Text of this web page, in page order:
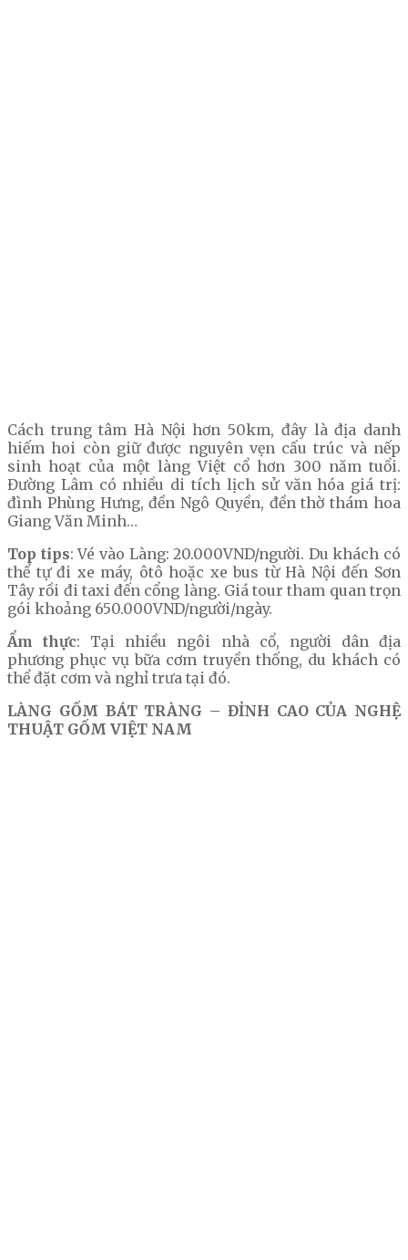
Cách trung tâm Hà Nội hơn 50km, đây là địa danh
hiếm hoi còn giữ được nguyên vẹn cấu trúc và nếp
sinh hoạt của một làng Việt cổ hơn 300 năm tuổi.
Đường Lâm có nhiều di tích lịch sử văn hóa giá trị:
đình Phùng Hưng, đền Ngô Quyền, đền thờ thám hoa
Giang Văn Minh…
Top tips: Vé vào Làng: 20.000VND/người. Du khách có
thể tự đi xe máy, ôtô hoặc xe bus từ Hà Nội đến Sơn
Tây rồi đi taxi đến cổng làng. Giá tour tham quan trọn
gói khoảng 650.000VND/người/ngày.
Ẩm thực: Tại nhiều ngôi nhà cổ, người dân địa
phương phục vụ bữa cơm truyền thống, du khách có
thể đặt cơm và nghỉ trưa tại đó.
LÀNG GỐM BÁT TRÀNG – ĐỈNH CAO CỦA NGHỆ
THUẬT GỐM VIỆT NAM